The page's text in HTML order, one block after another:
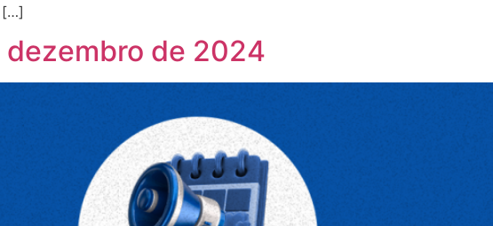
[…]
dezembro de 2024